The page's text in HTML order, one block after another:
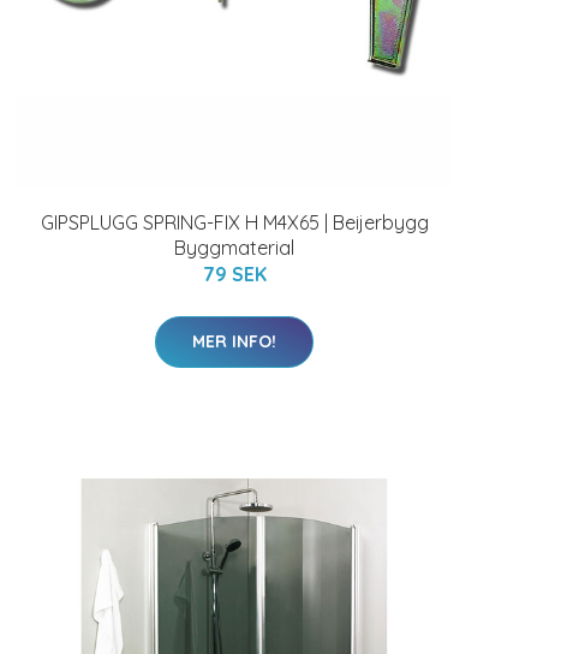
GIPSPLUGG SPRING-FIX H M4X65 | Beijerbygg
Byggmaterial
79 SEK
MER INFO!